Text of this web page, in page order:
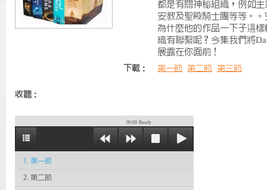
都是有關神秘組織，例如
安教及聖殿騎士團等等。
為什麼他的作品一下子這
織有聯繫呢？今集我們將
展露在你面前！
下載： 第一節 第二節 第三節
收聽：
00:00 Ready
1. 第一節
2. 第二節